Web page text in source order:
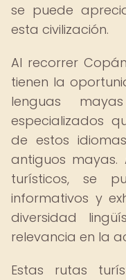
se puede
esta civilización.
Al recorrer
tienen la
lenguas
especializados
de estos
antiguos mayas.
turísticos, se
informativos y
diversidad
relevancia en la
Estas rutas